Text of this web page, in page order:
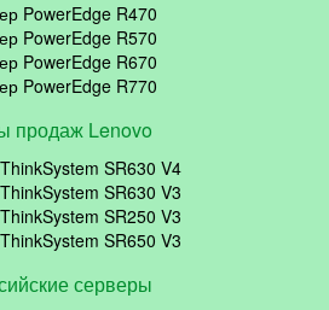
PowerEdge R470
PowerEdge R570
PowerEdge R670
PowerEdge R770
продаж Lenovo
SR630 V4
SR630 V3
SR250 V3
SR650 V3
серверы